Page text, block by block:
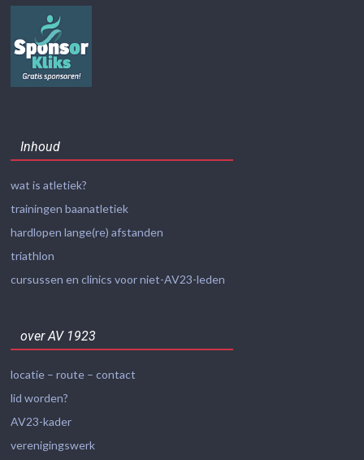
Inhoud
wat is atletiek?
trainingen baanatletiek
hardlopen lange(re) afstanden
triathlon
cursussen en clinics voor niet-AV23-leden
over AV 1923
locatie – route – contact
lid worden?
AV23-kader
verenigingswerk